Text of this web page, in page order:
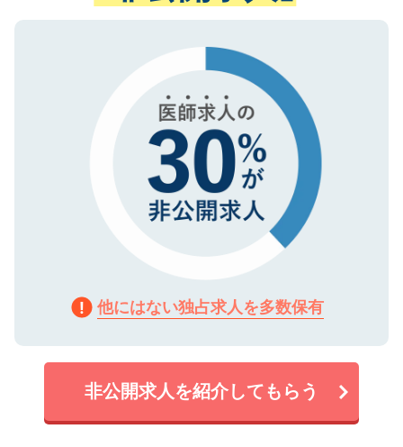
で、機密保持に関してもご安心ください。
ので、まずはご登録ください。
他にはない独占求人を多数保有
非公開求人を紹介してもらう